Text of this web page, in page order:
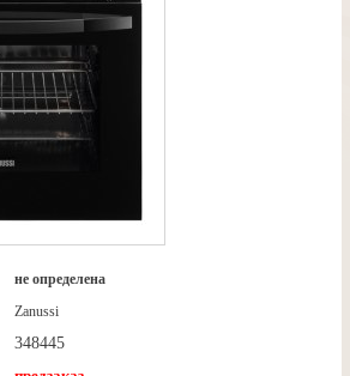
не определена
Zanussi
348445